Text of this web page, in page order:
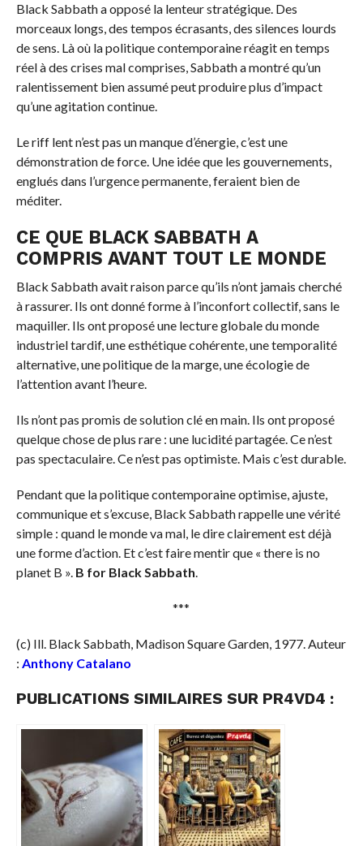
Black Sabbath a opposé la lenteur stratégique. Des
morceaux longs, des tempos écrasants, des silences lourds
de sens. Là où la politique contemporaine réagit en temps
réel à des crises mal comprises, Sabbath a montré qu’un
ralentissement bien assumé peut produire plus d’impact
qu’une agitation continue.
Le riff lent n’est pas un manque d’énergie, c’est une
démonstration de force. Une idée que les gouvernements,
englués dans l’urgence permanente, feraient bien de
méditer.
CE QUE BLACK SABBATH A
COMPRIS AVANT TOUT LE MONDE
Black Sabbath avait raison parce qu’ils n’ont jamais cherché
à rassurer. Ils ont donné forme à l’inconfort collectif, sans le
maquiller. Ils ont proposé une lecture globale du monde
industriel tardif, une esthétique cohérente, une temporalité
alternative, une politique de la marge, une écologie de
l’attention avant l’heure.
Ils n’ont pas promis de solution clé en main. Ils ont proposé
quelque chose de plus rare : une lucidité partagée. Ce n’est
pas spectaculaire. Ce n’est pas optimiste. Mais c’est durable.
Pendant que la politique contemporaine optimise, ajuste,
communique et s’excuse, Black Sabbath rappelle une vérité
simple : quand le monde va mal, le dire clairement est déjà
une forme d’action. Et c’est faire mentir que « there is no
planet B ». B for Black Sabbath.
***
(c) Ill. Black Sabbath, Madison Square Garden, 1977. Auteur
: Anthony Catalano
PUBLICATIONS SIMILAIRES SUR PR4VD4 :